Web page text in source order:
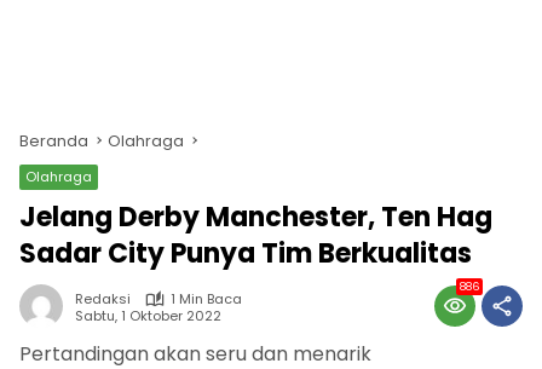
Beranda Olahraga
Olahraga
Jelang Derby Manchester, Ten Hag
Sadar City Punya Tim Berkualitas
Redaksi
1 Min Baca
Sabtu, 1 Oktober 2022
886
Pertandingan akan seru dan menarik